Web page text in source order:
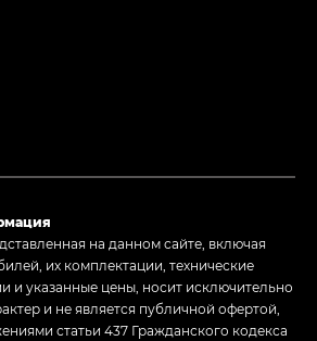
на данном сайте, включая
их комплектации, технические
и указанные цены, носит исключительно
и не является публичной офертой,
статьи 437 Гражданского кодекса